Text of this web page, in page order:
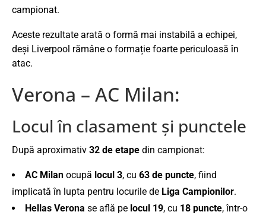
campionat.
Aceste rezultate arată o formă mai instabilă a echipei,
deși Liverpool rămâne o formație foarte periculoasă în
atac.
Verona – AC Milan:
Locul în clasament și punctele
După aproximativ 32 de etape din campionat:
AC Milan ocupă locul 3, cu 63 de puncte, fiind
implicată în lupta pentru locurile de Liga Campionilor.
Hellas Verona se află pe locul 19, cu 18 puncte, într-o